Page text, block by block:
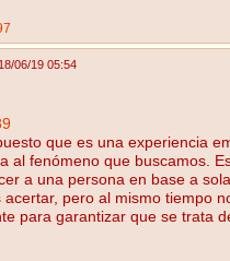
06/19 05:54
que es una experiencia
al fenómeno que buscamos.
a una persona en base a
acertar, pero al mismo tiempo
para garantizar que se trata